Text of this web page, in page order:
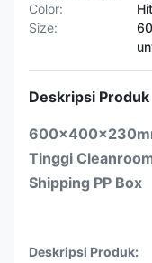
Color:
Size:
Deskripsi Produk
Tinggi
Shipping PP Box
Deskripsi Produk: